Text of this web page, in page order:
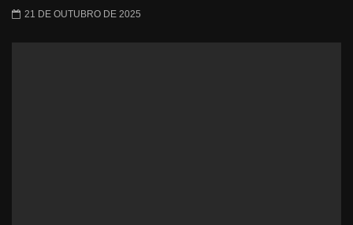
21 DE OUTUBRO DE 2025